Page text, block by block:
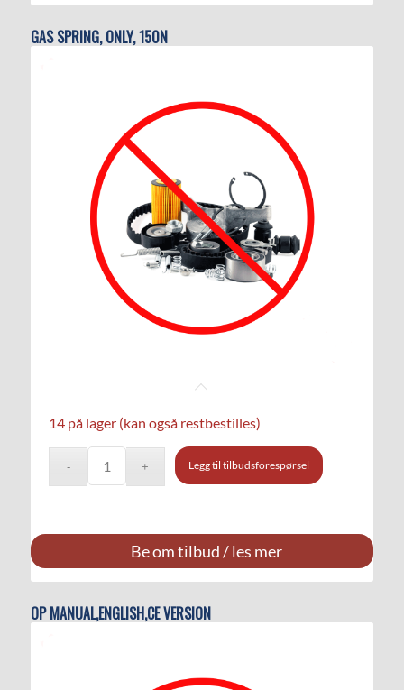
GAS SPRING, ONLY, 150N
14 på lager (kan også restbestilles)
Legg til tilbudsforespørsel
Be om tilbud / les mer
OP MANUAL,ENGLISH,CE VERSION